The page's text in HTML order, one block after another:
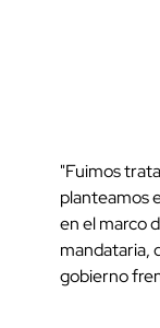
"Fuimos
planteamos
en el marco
mandataria,
gobierno